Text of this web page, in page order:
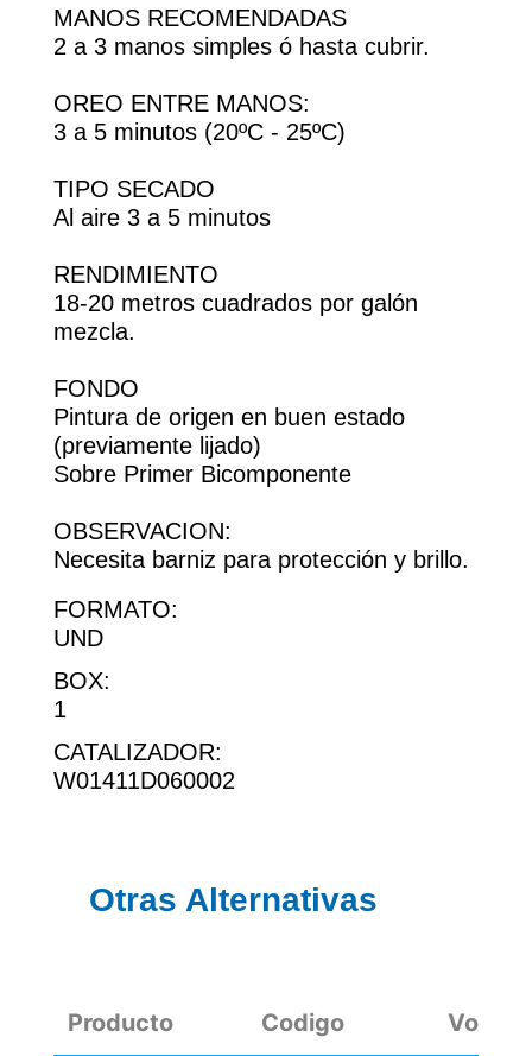
MANOS RECOMENDADAS
2 a 3 manos simples ó hasta cubrir.
OREO ENTRE MANOS:
3 a 5 minutos (20ºC - 25ºC)
TIPO SECADO
Al aire 3 a 5 minutos
RENDIMIENTO
18-20 metros cuadrados por galón
mezcla.
FONDO
Pintura de origen en buen estado
(previamente lijado)
Sobre Primer Bicomponente
OBSERVACION:
Necesita barniz para protección y brillo.
FORMATO:
UND
BOX:
1
CATALIZADOR:
W01411D060002
Otras Alternativas
Producto Codigo